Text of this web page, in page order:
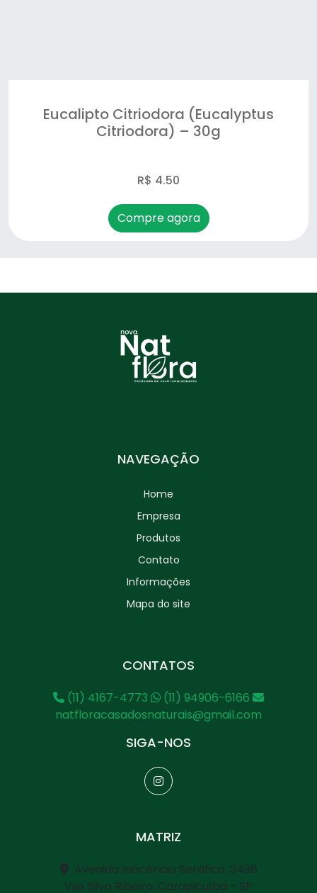
Eucalipto Citriodora (Eucalyptus
Citriodora) – 30g
R$ 4.50
Compre agora
NAVEGAÇÃO
Home
Empresa
Produtos
Contato
Informações
Mapa do site
CONTATOS
(11) 4167-4773
(11) 94906-6166
natfloracasadosnaturais@gmail.com
SIGA-NOS
MATRIZ
Avenida Inocêncio Seráfico, 3438
Vila Silva Ribeiro, Carapicuíba - SP